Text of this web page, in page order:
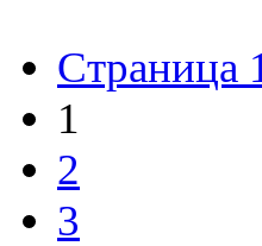
Страница
1
2
3